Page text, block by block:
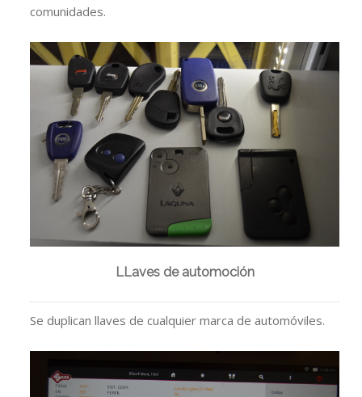
comunidades.
LLaves de automoción
Se duplican llaves de cualquier marca de automóviles.